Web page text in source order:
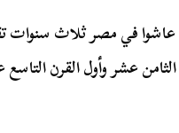
في مصر ثلاث سنوات
عشر وأول القرن